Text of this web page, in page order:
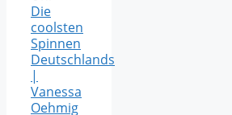
Die
coolsten
Spinnen
Deutschlands
|
Vanessa
Oehmig